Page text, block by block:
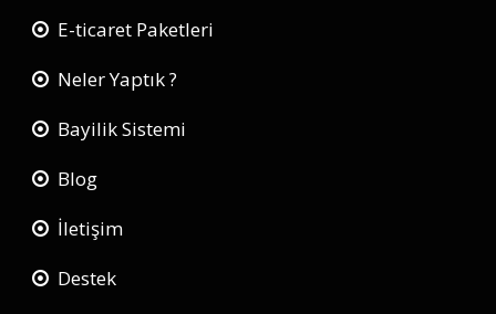
E-ticaret Paketleri
Neler Yaptık ?
Bayilik Sistemi
Blog
İletişim
Destek